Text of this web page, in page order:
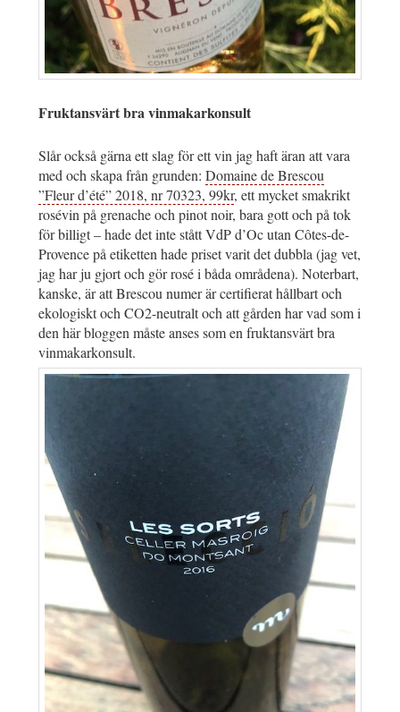
Fruktansvärt bra vinmakarkonsult
Slår också gärna ett slag för ett vin jag haft äran att vara
med och skapa från grunden: Domaine de Brescou
”Fleur d’été” 2018, nr 70323, 99kr, ett mycket smakrikt
rosévin på grenache och pinot noir, bara gott och på tok
för billigt – hade det inte stått VdP d’Oc utan Côtes-de-
Provence på etiketten hade priset varit det dubbla (jag vet,
jag har ju gjort och gör rosé i båda områdena). Noterbart,
kanske, är att Brescou numer är certifierat hållbart och
ekologiskt och CO2-neutralt och att gården har vad som i
den här bloggen måste anses som en fruktansvärt bra
vinmakarkonsult.